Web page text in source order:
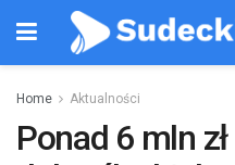
Home Aktualności
Ponad 6 mln